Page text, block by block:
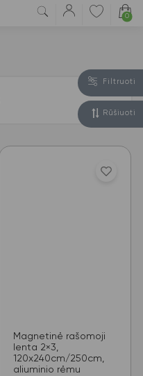
0
Filtruoti
Rūšiuoti
Magnetinė rašomoji
lenta 2×3,
120x240cm/250cm,
aliuminio rėmu